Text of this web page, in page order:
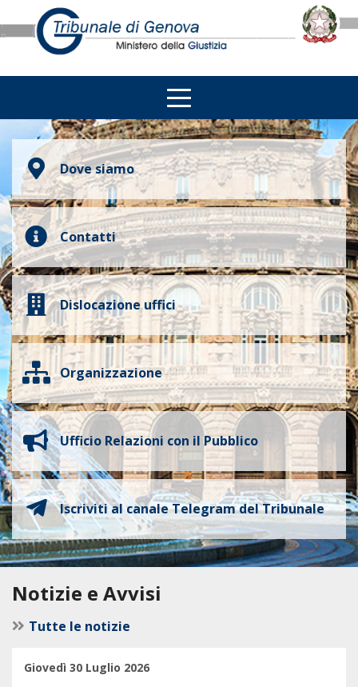
Dove siamo
Contatti
Dislocazione uffici
Organizzazione
Ufficio Relazioni con il Pubblico
Iscriviti al canale Telegram del Tribunale
Notizie e Avvisi
Tutte le notizie
Giovedì 30 Luglio 2026